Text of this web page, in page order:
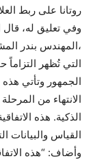
روتانا على ربط
وفي تعليق له، قال
،المهندس بندر
التي تُظهر
الجمهور وتأتي
الانتهاء من
الذكية. هذه
القياس والبيانات
وأضاف: “هذه